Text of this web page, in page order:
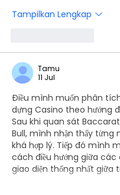
Tampilkan Lengkap
Tamu
11 Jul
Điều mình muốn phân
dựng Casino theo hướng
Sau khi quan sát
Bull, mình nhận thấy từng
khá hợp lý. Tiếp đó mình
cách điều hướng giữa
giao diện thống nhất giữa